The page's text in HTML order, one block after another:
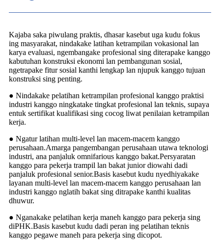
Kajaba saka piwulang praktis, dhasar kasebut uga kudu fokus
ing masyarakat, nindakake latihan ketrampilan vokasional lan
karya evaluasi, ngembangake profesional sing diterapake kanggo
kabutuhan konstruksi ekonomi lan pembangunan sosial,
ngetrapake fitur sosial kanthi lengkap lan njupuk kanggo tujuan
konstruksi sing penting.
● Nindakake pelatihan ketrampilan profesional kanggo praktisi
industri kanggo ningkatake tingkat profesional lan teknis, supaya
entuk sertifikat kualifikasi sing cocog liwat penilaian ketrampilan
kerja.
● Ngatur latihan multi-level lan macem-macem kanggo
perusahaan.Amarga pangembangan perusahaan utawa teknologi
industri, ana panjaluk omnifarious kanggo bakat.Persyaratan
kanggo para pekerja trampil lan bakat junior diowahi dadi
panjaluk profesional senior.Basis kasebut kudu nyedhiyakake
layanan multi-level lan macem-macem kanggo perusahaan lan
industri kanggo nglatih bakat sing ditrapake kanthi kualitas
dhuwur.
● Nganakake pelatihan kerja maneh kanggo para pekerja sing
diPHK.Basis kasebut kudu dadi peran ing pelatihan teknis
kanggo pegawe maneh para pekerja sing dicopot.